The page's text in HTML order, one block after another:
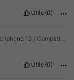
Utile (0)
Couleur: Rose bonbon / Taille: Iphone 13 / Compatibilité des téléphones portables: Apple
Utile (0)